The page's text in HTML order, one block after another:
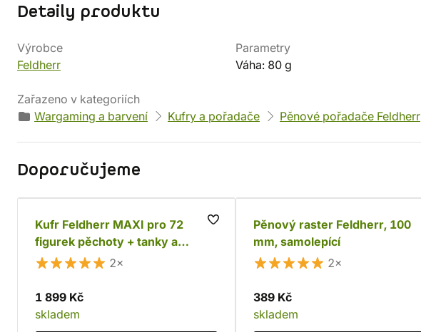
Detaily produktu
Výrobce
Feldherr
Parametry
Váha: 80 g
Zařazeno v kategoriích
Wargaming a barvení
Kufry a pořadače Pěnové pořadače Feldherr
Doporučujeme
Kufr Feldherr MAXI pro 72
figurek pěchoty + tanky a
monstra
2×
1 899 Kč
skladem
Pěnový raster Feldherr, 100
mm, samolepící
2×
389 Kč
skladem